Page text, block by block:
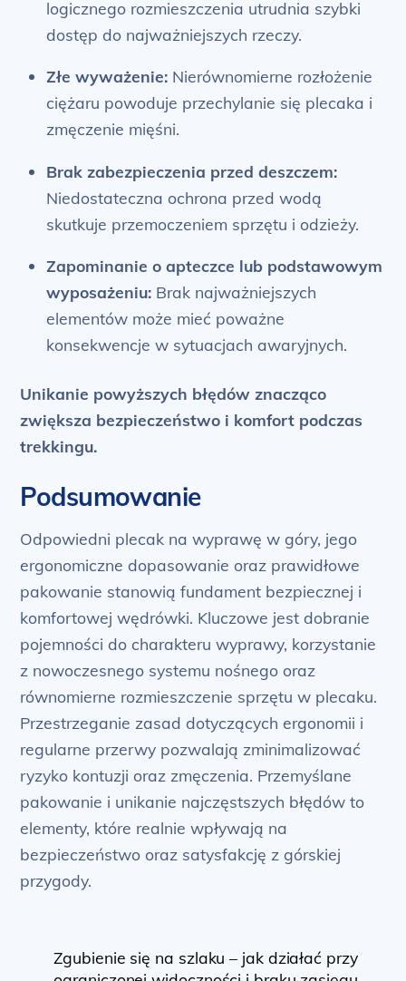
logicznego rozmieszczenia utrudnia szybki
dostęp do najważniejszych rzeczy.
Złe wyważenie:Nierównomierne rozłożenie
ciężaru powoduje przechylanie się plecaka i
zmęczenie mięśni.
Brak zabezpieczenia przed deszczem:
Niedostateczna ochrona przed wodą
skutkuje przemoczeniem sprzętu i odzieży.
Zapominanie o apteczce lub podstawowym
wyposażeniu:Brak najważniejszych
elementów może mieć poważne
konsekwencje w sytuacjach awaryjnych.
Unikanie powyższych błędów znacząco
zwiększa bezpieczeństwo i komfort podczas
trekkingu.
Podsumowanie
Odpowiedni plecak na wyprawę w góry, jego
ergonomiczne dopasowanie oraz prawidłowe
pakowanie stanowią fundament bezpiecznej i
komfortowej wędrówki. Kluczowe jest dobranie
pojemności do charakteru wyprawy, korzystanie
z nowoczesnego systemu nośnego oraz
równomierne rozmieszczenie sprzętu w plecaku.
Przestrzeganie zasad dotyczących ergonomii i
regularne przerwy pozwalają zminimalizować
ryzyko kontuzji oraz zmęczenia. Przemyślane
pakowanie i unikanie najczęstszych błędów to
elementy, które realnie wpływają na
bezpieczeństwo oraz satysfakcję z górskiej
przygody.
Zgubienie się na szlaku – jak działać przy